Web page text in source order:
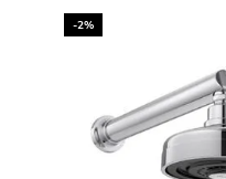
-2%